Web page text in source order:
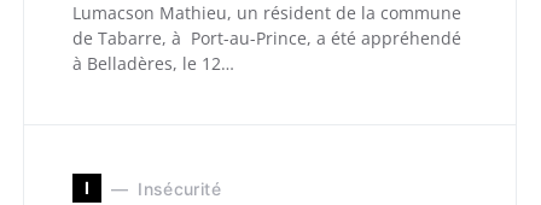
Lumacson Mathieu, un résident de la commune
de Tabarre, à Port-au-Prince, a été appréhendé
à Belladères, le 12…
I Insécurité